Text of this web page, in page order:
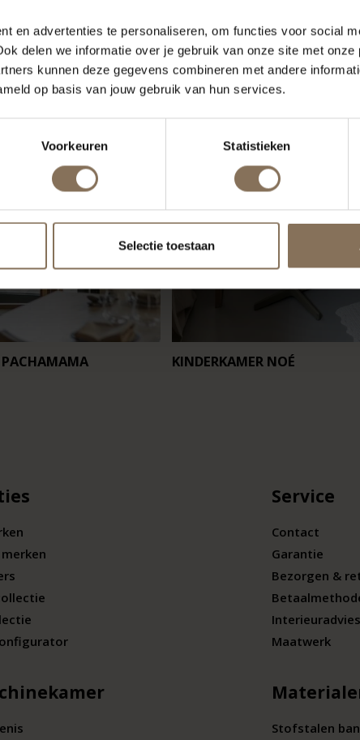
en advertenties te personaliseren, om functies voor social
delen we informatie over je gebruik van onze site met
kunnen deze gegevens combineren met andere
op basis van jouw gebruik van hun services.
Voorkeuren Statistieken
Selectie toestaan
KINDERKAMER NOÉ
Service
Contact
Garantie
Bezorgen &
Interieuradvies
Maatwerk
Stofstalen